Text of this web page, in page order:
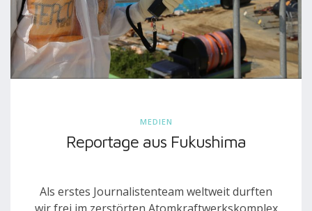
MEDIEN
Reportage aus Fukushima
Als erstes Journalistenteam weltweit durften